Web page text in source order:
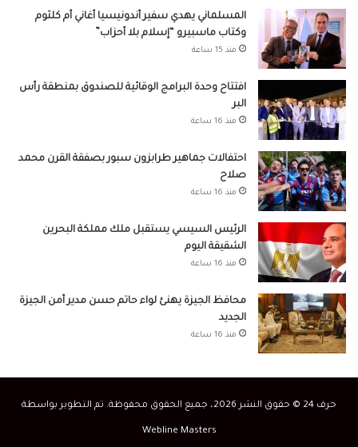
المسلماني يهدي سفير أندونيسيا أغاني أم كلثوم
وكتاب ماسبيرو “إسلام بلا أحزاب”
منذ 15 ساعة
افتتاح وحدة البرامج الوقائية للصندوق بمنطقة رأس
البر
منذ 16 ساعة
احتفالات جماهير طرابزون سبور بصفقة القرن محمد
صلاح
منذ 16 ساعة
الرئيس السيسي يستقبل ملك مملكة البحرين
الشقيقة اليوم
منذ 16 ساعة
محافظ الجيزة يهنئ لواء حاتم حسن مدير أمن الجيزة
الجديد
منذ 16 ساعة
حرف 24 © حقوق النشر 2026، جميع الحقوق محفوظة. تم التطوير بواسطة
Webline Masters